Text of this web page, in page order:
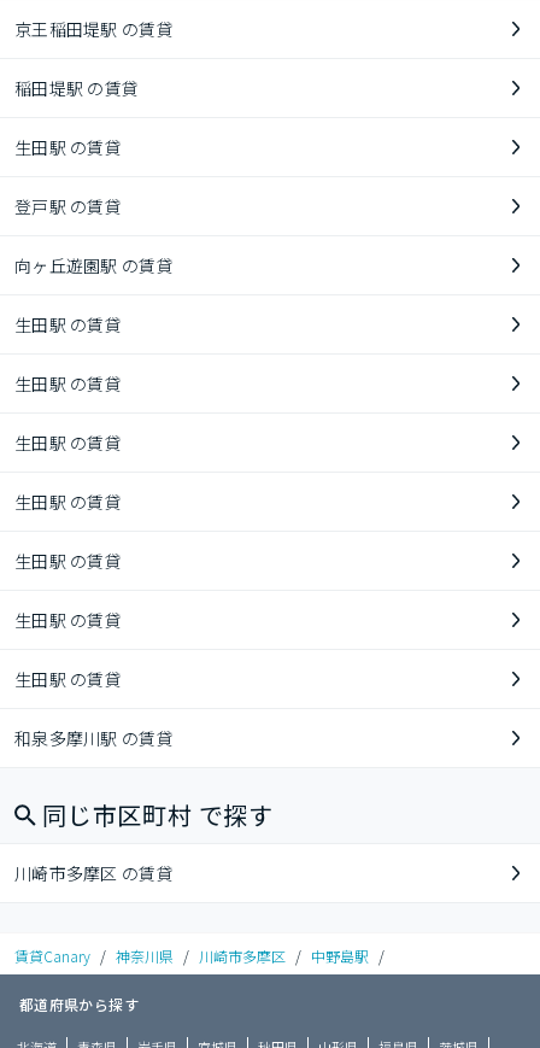
京王稲田堤駅 の賃貸
稲田堤駅 の賃貸
生田駅 の賃貸
登戸駅 の賃貸
向ヶ丘遊園駅 の賃貸
生田駅 の賃貸
生田駅 の賃貸
生田駅 の賃貸
生田駅 の賃貸
生田駅 の賃貸
生田駅 の賃貸
生田駅 の賃貸
和泉多摩川駅 の賃貸
同じ市区町村 で探す
川崎市多摩区 の賃貸
賃貸Canary / 神奈川県 / 川崎市多摩区 / 中野島駅 /
都道府県から探す